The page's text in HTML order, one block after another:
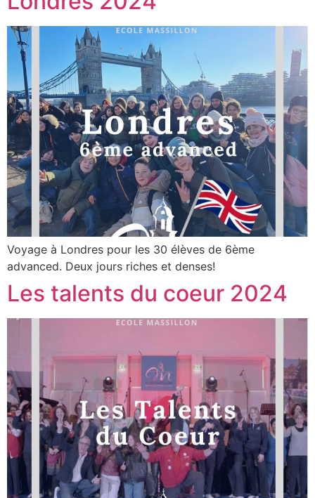
Voyage à Londres pour les 30 élèves de 6ème
advanced. Deux jours riches et denses!
Les talents du coeur 2024